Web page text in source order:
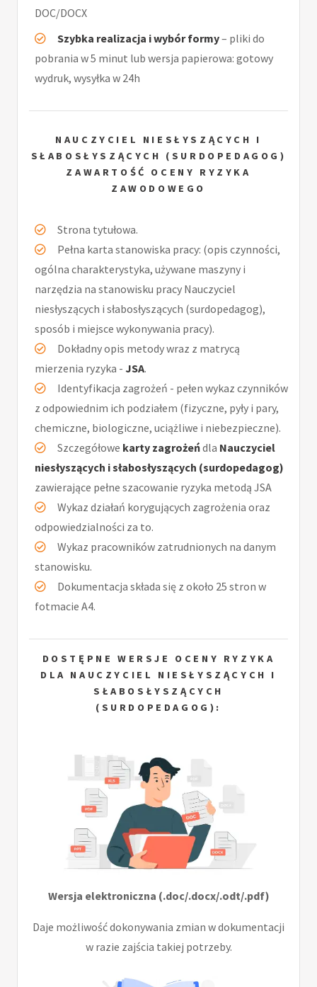
DOC/DOCX
Szybka realizacja i wybór formy– pliki do
pobrania w 5 minut lub wersja papierowa: gotowy
wydruk, wysyłka w 24h
NAUCZYCIEL NIESŁYSZĄCYCH I
SŁABOSŁYSZĄCYCH (SURDOPEDAGOG)
ZAWARTOŚĆ OCENY RYZYKA
ZAWODOWEGO
Strona tytułowa.
Pełna karta stanowiska pracy: (opis czynności,
ogólna charakterystyka, używane maszyny i
narzędzia na stanowisku pracy Nauczyciel
niesłyszących i słabosłyszących (surdopedagog),
sposób i miejsce wykonywania pracy).
Dokładny opis metody wraz z matrycą
mierzenia ryzyka - JSA.
Identyfikacja zagrożeń - pełen wykaz czynników
z odpowiednim ich podziałem (fizyczne, pyły i pary,
chemiczne, biologiczne, uciążliwe i niebezpieczne).
Szczegółowe karty zagrożeńdla Nauczyciel
niesłyszących i słabosłyszących (surdopedagog)
zawierające pełne szacowanie ryzyka metodą JSA
Wykaz działań korygujących zagrożenia oraz
odpowiedzialności za to.
Wykaz pracowników zatrudnionych na danym
stanowisku.
Dokumentacja składa się z około 25 stron w
fotmacie A4.
DOSTĘPNE WERSJE OCENY RYZYKA
DLA NAUCZYCIEL NIESŁYSZĄCYCH I
SŁABOSŁYSZĄCYCH
(SURDOPEDAGOG):
Wersja elektroniczna (.doc/.docx/.odt/.pdf)
Daje możliwość dokonywania zmian w dokumentacji
w razie zajścia takiej potrzeby.